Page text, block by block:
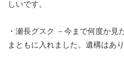
しいです。
・瀬長グスク －今まで何度か見
まともに入れました。遺構はあ